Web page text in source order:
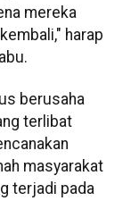
mereka
harap
berusaha
terlibat
masyarakat
terjadi pada